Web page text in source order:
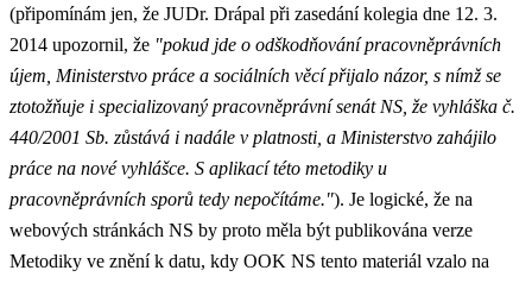
(připomínám jen, že JUDr. Drápal při zasedání kolegia dne 12. 3.
2014 upozornil, že "pokud jde o odškodňování pracovněprávních
újem, Ministerstvo práce a sociálních věcí přijalo názor, s nímž se
ztotožňuje i specializovaný pracovněprávní senát NS, že vyhláška č.
440/2001 Sb. zůstává i nadále v platnosti, a Ministerstvo zahájilo
práce na nové vyhlášce. S aplikací této metodiky u
pracovněprávních sporů tedy nepočítáme."). Je logické, že na
webových stránkách NS by proto měla být publikována verze
Metodiky ve znění k datu, kdy OOK NS tento materiál vzalo na